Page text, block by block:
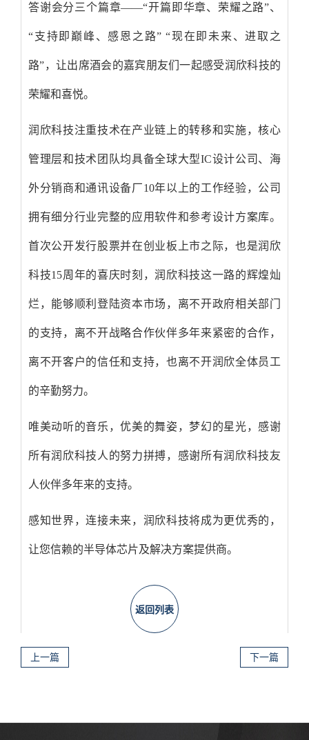
答谢会分三个篇章——“开篇即华章、荣耀之路”、
“支持即巅峰、感恩之路” “现在即未来、进取之
路”，让出席酒会的嘉宾朋友们一起感受润欣科技的
荣耀和喜悦。
润欣科技注重技术在产业链上的转移和实施，核心
管理层和技术团队均具备全球大型IC设计公司、海
外分销商和通讯设备厂10年以上的工作经验，公司
拥有细分行业完整的应用软件和参考设计方案库。
首次公开发行股票并在创业板上市之际，也是润欣
科技15周年的喜庆时刻，润欣科技这一路的辉煌灿
烂，能够顺利登陆资本市场，离不开政府相关部门
的支持，离不开战略合作伙伴多年来紧密的合作，
离不开客户的信任和支持，也离不开润欣全体员工
的辛勤努力。
唯美动听的音乐，优美的舞姿，梦幻的星光，感谢
所有润欣科技人的努力拼搏，感谢所有润欣科技友
人伙伴多年来的支持。
感知世界，连接未来，润欣科技将成为更优秀的，
让您信赖的半导体芯片及解决方案提供商。
返回列表
上一篇 下一篇